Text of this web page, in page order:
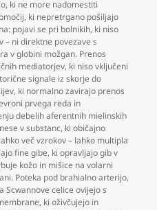
, ki ne more nadomestiti
, ki nepretrgano pošiljajo
pojavi se pri bolnikih, ki niso
– ni direktne povezave s
v globini možgan. Prenos
mediatorjev, ki niso vključeni
signale iz skorje do
, ki normalno zavirajo prenos
prvega reda in
debelih aferentnih mielinskih
v substanc, ki običajno
več vzrokov – lahko multipla
fine gibe, ki opravljajo gib v
kožo in mišice na volarni
Poteka pod brahialno arterijo,
Scwannove celice ovijejo s
, ki oživčujejo in